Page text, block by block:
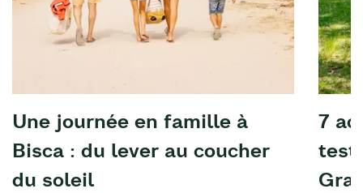
Une journée en famille à
Bisca : du lever au coucher
du soleil
7